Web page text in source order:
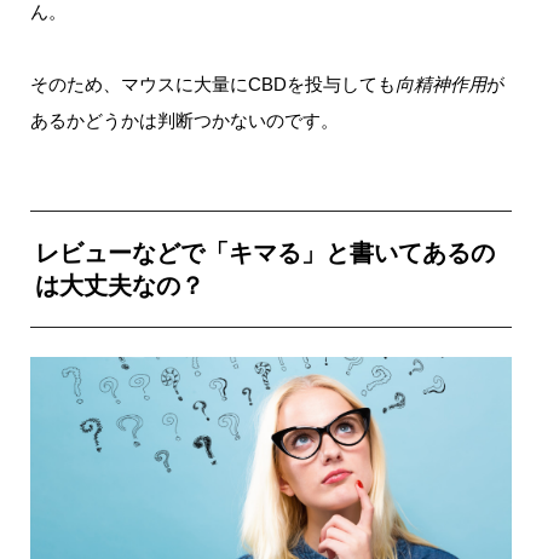
ん。
そのため、マウスに大量にCBDを投与しても向精神作用が
あるかどうかは判断つかないのです。
レビューなどで「キマる」と書いてあるの
は大丈夫なの？